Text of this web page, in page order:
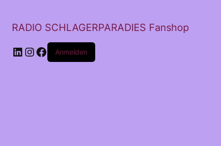
RADIO SCHLAGERPARADIES Fanshop
LinkedIn
Instagram
Facebook
Anmelden